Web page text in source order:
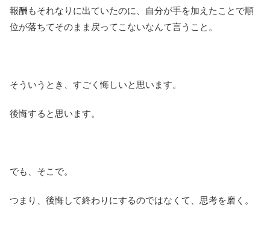
報酬もそれなりに出ていたのに、自分が手を加えたことで順
位が落ちてそのまま戻ってこないなんて言うこと。
そういうとき、すごく悔しいと思います。
後悔すると思います。
でも、そこで。
つまり、後悔して終わりにするのではなくて、思考を磨く。